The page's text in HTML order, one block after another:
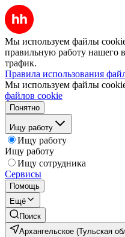
Мы используем файлы
правильную работу нашего
трафик.
Правила использования
Мы используем файлы
файлов cookie
Понятно
Ищу работу
Ищу работу
Ищу работу
Ищу сотрудника
Сервисы
Помощь
Ещё
Поиск
Архангельское (Тульская